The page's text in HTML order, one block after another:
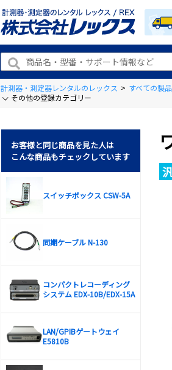
計測器・測定器レンタルのレックス > すべての製品
その他の登録カテゴリー
お客様と同じ商品を見た人は
こんな商品もチェックしています
スイッチボックス CSW-5A
同期ケーブル N-130
コンパクトレコーディング
システム EDX-10B/EDX-15A
LAN/GPIBゲートウェイ
E5810B